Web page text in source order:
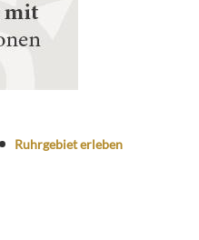
Ruhrgebiet erleben